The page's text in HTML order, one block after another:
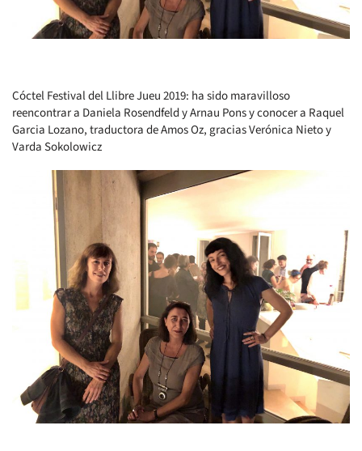
Cóctel Festival del Llibre Jueu 2019: ha sido maravilloso
reencontrar a Daniela Rosendfeld y Arnau Pons y conocer a Raquel
Garcia Lozano, traductora de Amos Oz, gracias Verónica Nieto y
Varda Sokolowicz